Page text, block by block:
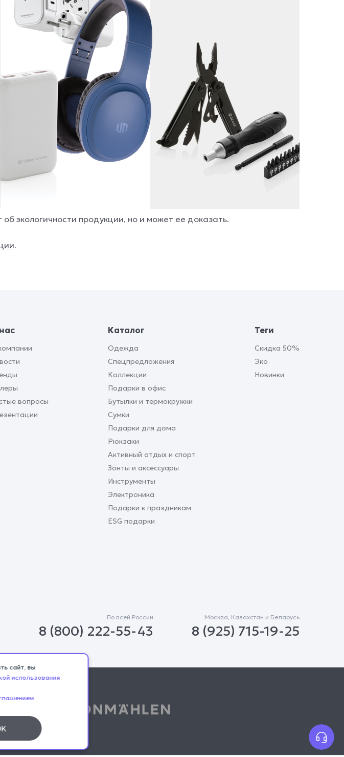
экологичности продукции, но и может ее доказать.
.
вопросы
Каталог
Одежда
Спецпредложения
Коллекции
Подарки в офис
Бутылки и термокружки
Сумки
Подарки для дома
Рюкзаки
Активный отдых и спорт
Зонты и аксессуары
Инструменты
Электроника
Подарки к праздникам
ESG подарки
Теги
Скидка 50%
Эко
Новинки
По всей России
8 (800) 222-55-43
Москва, Казахстан и Беларусь
8 (925) 715-19-25
сайт, вы
использования